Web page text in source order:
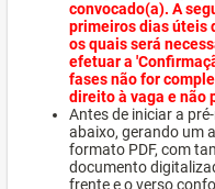
convocado(a). A
primeiros dias úteis
os quais será
efetuar a
fases não for
direito à vaga e não
Antes de iniciar a
abaixo, gerando um
formato PDF, com
documento
frente e o verso